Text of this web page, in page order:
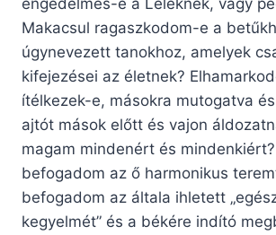
engedelmes-e a Léleknek, vagy
Makacsul ragaszkodom-e a
úgynevezett tanokhoz, amelyek
kifejezései az életnek?
ítélkezek-e, másokra mutogatva
ajtót mások előtt és vajon
magam mindenért és
befogadom az ő harmonikus
befogadom az általa ihletett
kegyelmét” és a békére indító